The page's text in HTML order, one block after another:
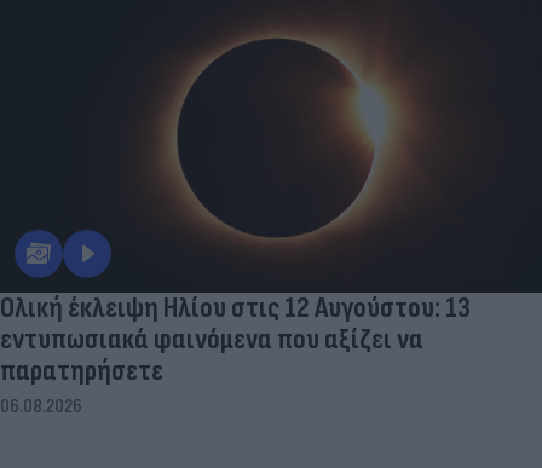
Ολική έκλειψη Ηλίου στις 12 Αυγούστου: 13
εντυπωσιακά φαινόμενα που αξίζει να
παρατηρήσετε
06.08.2026